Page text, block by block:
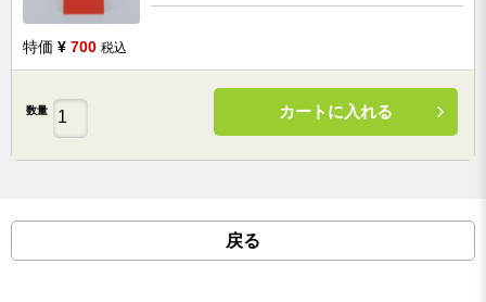
特価 ¥ 700 税込
数量 カートに入れる
戻る